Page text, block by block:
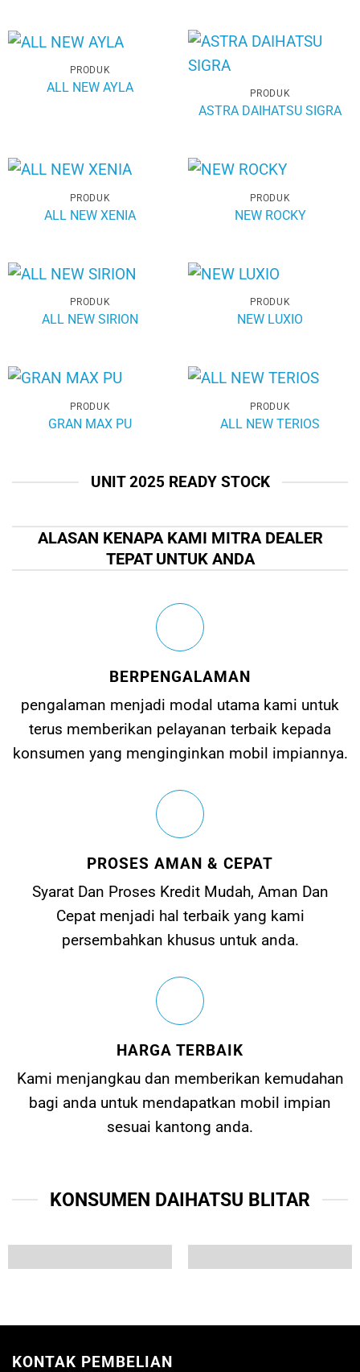
PRODUK
ALL NEW AYLA PRODUK
ASTRA DAIHATSU SIGRA
PRODUK
ALL NEW XENIA
PRODUK
NEW ROCKY
PRODUK
ALL NEW SIRION
PRODUK
NEW LUXIO
PRODUK
GRAN MAX PU
PRODUK
ALL NEW TERIOS
UNIT 2025 READY STOCK
ALASAN KENAPA KAMI MITRA DEALER
TEPAT UNTUK ANDA
BERPENGALAMAN
pengalaman menjadi modal utama kami untuk
terus memberikan pelayanan terbaik kepada
konsumen yang menginginkan mobil impiannya.
PROSES AMAN & CEPAT
Syarat Dan Proses Kredit Mudah, Aman Dan
Cepat menjadi hal terbaik yang kami
persembahkan khusus untuk anda.
HARGA TERBAIK
Kami menjangkau dan memberikan kemudahan
bagi anda untuk mendapatkan mobil impian
sesuai kantong anda.
KONSUMEN DAIHATSU BLITAR
KONTAK PEMBELIAN